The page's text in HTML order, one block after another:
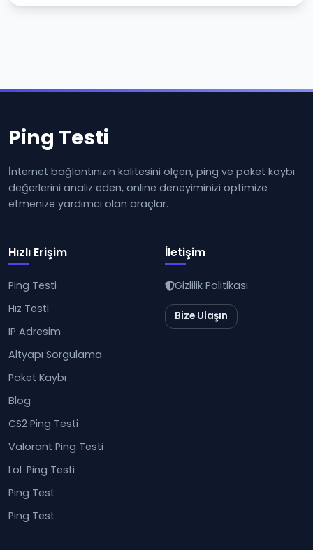
Ping Testi
İnternet bağlantınızın kalitesini ölçen, ping ve paket kaybı
değerlerini analiz eden, online deneyiminizi optimize
etmenize yardımcı olan araçlar.
Hızlı Erişim
Ping Testi
Hız Testi
IP Adresim
Altyapı Sorgulama
Paket Kaybı
Blog
CS2 Ping Testi
Valorant Ping Testi
LoL Ping Testi
Ping Test
Ping Test
İletişim
Gizlilik Politikası
Bize Ulaşın